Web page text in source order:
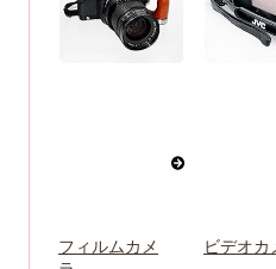
フィルムカメ
ビデオカ